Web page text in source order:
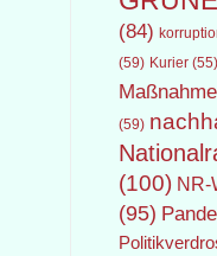
(84)
(59) Kurier(55)
(59)
(100) NR-
(95)